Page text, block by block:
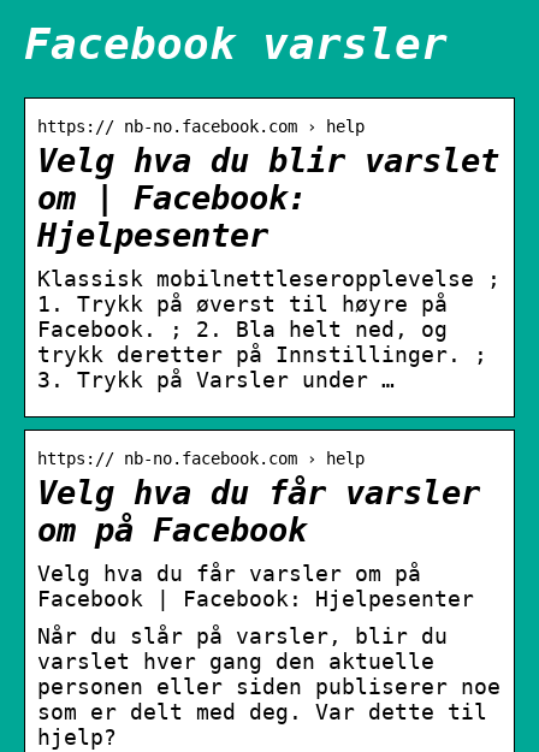
Facebook varsler
https:// nb-no.facebook.com › help
Velg hva du blir varslet
om | Facebook:
Hjelpesenter
Klassisk mobilnettleseropplevelse ;
1. Trykk på øverst til høyre på
Facebook. ; 2. Bla helt ned, og
trykk deretter på Innstillinger. ;
3. Trykk på Varsler under …
https:// nb-no.facebook.com › help
Velg hva du får varsler
om på Facebook
Velg hva du får varsler om på
Facebook | Facebook: Hjelpesenter
Når du slår på varsler, blir du
varslet hver gang den aktuelle
personen eller siden publiserer noe
som er delt med deg. Var dette til
hjelp?